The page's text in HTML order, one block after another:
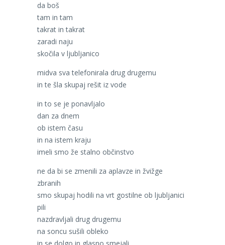
da boš
tam in tam
takrat in takrat
zaradi naju
skočila v ljubljanico
midva sva telefonirala drug drugemu
in te šla skupaj rešit iz vode
in to se je ponavljalo
dan za dnem
ob istem času
in na istem kraju
imeli smo že stalno občinstvo
ne da bi se zmenili za aplavze in žvižge
zbranih
smo skupaj hodili na vrt gostilne ob ljubljanici
pili
nazdravljali drug drugemu
na soncu sušili obleko